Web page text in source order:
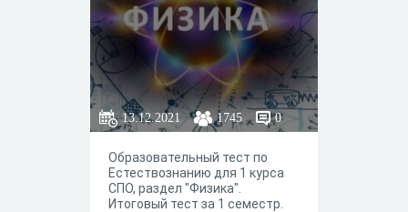
13.12.2021 1745 0
Образовательный тест по
Естествознанию для 1 курса
СПО, раздел "Физика".
Итоговый тест за 1 семестр.